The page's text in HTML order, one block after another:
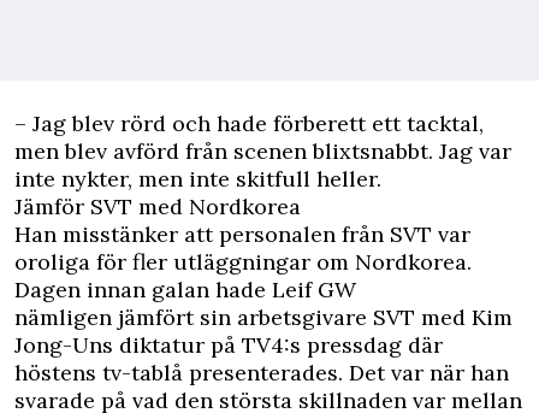
– Jag blev rörd och hade förberett ett tacktal,
men blev avförd från scenen blixtsnabbt. Jag var
inte nykter, men inte skitfull heller.
Jämför SVT med Nordkorea
Han misstänker att personalen från SVT var
oroliga för fler utläggningar om Nordkorea.
Dagen innan galan hade Leif GW
nämligen jämfört sin arbetsgivare SVT med Kim
Jong-Uns diktatur på TV4:s pressdag där
höstens tv-tablå presenterades. Det var när han
svarade på vad den största skillnaden var mellan